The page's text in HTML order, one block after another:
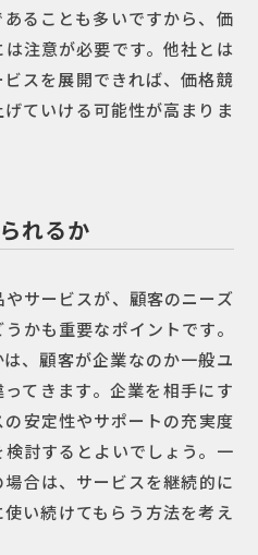
ることも多いですから、価
注意が必要です。他社とは
スを展開できれば、価格競
ていける可能性が高まりま
れるか
サービスが、顧客のニーズ
かも重要なポイントです。
、顧客が企業なのか一般ユ
てきます。企業を相手にす
安定性やサポートの充実度
討するとよいでしょう。一
合は、サービスを継続的に
い続けてもらう方法を考え